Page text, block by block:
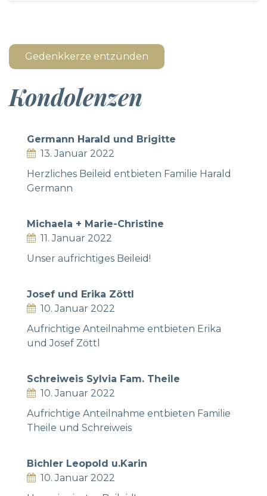
Gedenkkerze entzünden
Kondolenzen
Germann Harald und Brigitte
13. Januar 2022
Herzliches Beileid entbieten Familie Harald
Germann
Michaela + Marie-Christine
11. Januar 2022
Unser aufrichtiges Beileid!
Josef und Erika Zöttl
10. Januar 2022
Aufrichtige Anteilnahme entbieten Erika
und Josef Zöttl
Schreiweis Sylvia Fam. Theile
10. Januar 2022
Aufrichtige Anteilnahme entbieten Familie
Theile und Schreiweis
Bichler Leopold u.Karin
10. Januar 2022